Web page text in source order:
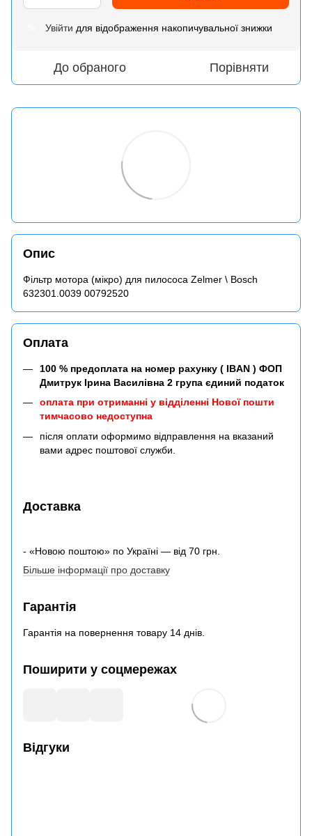
Увійти для відображення накопичувальної знижки
До обраного Порівняти
Опис
Фільтр мотора (мікро) для пилососа Zelmer \ Bosch
632301.0039 00792520
Оплата
100 % предоплата на номер рахунку ( IBAN ) ФОП
Дмитрук Ірина Василівна 2 група єдиний податок
оплата при отриманні у відділенні Нової пошти
тимчасово недоступна
після оплати оформимо відправлення на вказаний
вами адрес поштової служби.
Доставка
- «Новою поштою» по Україні — від 70 грн.
Більше інформації про доставку
Гарантія
Гарантія на повернення товару 14 днів.
Поширити у соцмережах
Відгуки